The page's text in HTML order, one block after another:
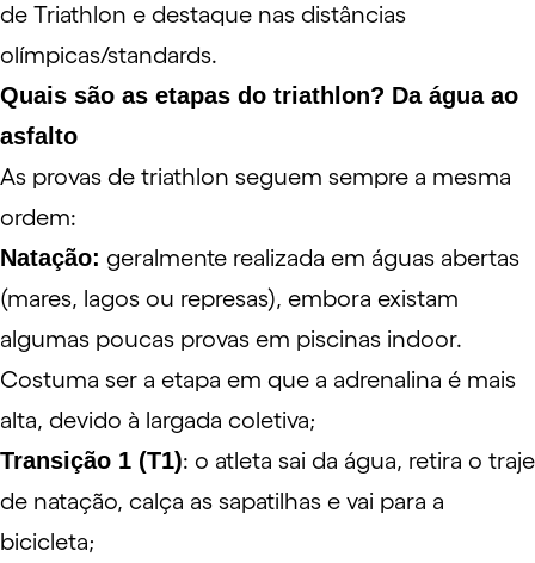
de Triathlon e destaque nas distâncias
olímpicas/standards.
Quais são as etapas do triathlon? Da água ao
asfalto
As provas de triathlon seguem sempre a mesma
ordem:
Natação: geralmente realizada em águas abertas
(mares, lagos ou represas), embora existam
algumas poucas provas em piscinas indoor.
Costuma ser a etapa em que a adrenalina é mais
alta, devido à largada coletiva;
Transição 1 (T1): o atleta sai da água, retira o traje
de natação, calça as sapatilhas e vai para a
bicicleta;